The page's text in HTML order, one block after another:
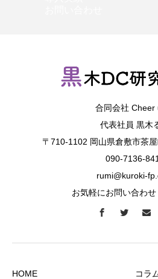
合同会社
代表社員 黒木
〒710-1102 岡山県倉敷市茶
090-7136-
rumi@kuroki-
お気軽にお問い合わせ
HOME コラ